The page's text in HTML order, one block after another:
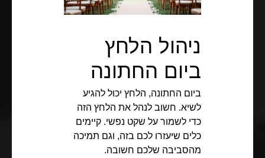
ניהול הלחץ
ביום החתונה
ביום החתונה, הלחץ יכול להגיע
לשיא. חשוב לנהל את הלחץ הזה
כדי לשמור על שקט נפשי. קיימים
כלים שיעזרו לכם בזה, וגם תמיכה
מהסביבה שלכם חשובה.